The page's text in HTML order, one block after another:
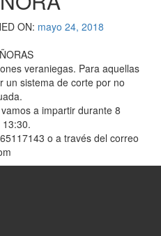
ON: mayo 24, 2018
veraniegas. Para aquellas
un sistema de corte por no
a impartir durante 8
o a través del correo